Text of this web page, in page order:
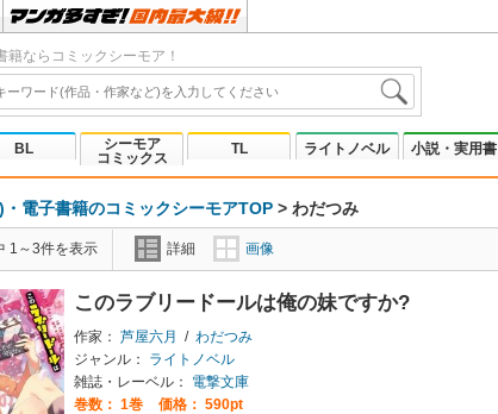
ならコミックシーモア！
BL
シーモア
コミックス
TL ライトノベル 小説・実用書
電子書籍のコミックシーモアTOP > わだつみ
1～3件を表示 詳細 画像
このラブリードールは俺の妹ですか?
作家： 芦屋六月 / わだつみ
ジャンル：
ライトノベル
雑誌・レーベル：
電撃文庫
巻数： 1巻
価格： 590pt